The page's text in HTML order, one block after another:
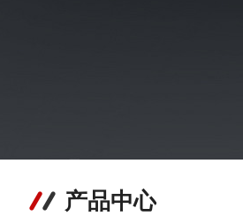
产品中心